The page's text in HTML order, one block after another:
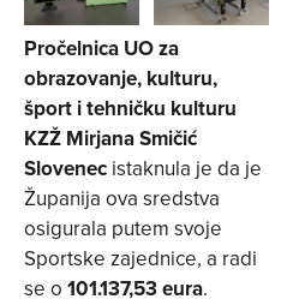
Pročelnica UO za
obrazovanje, kulturu,
šport i tehničku kulturu
KZŽ Mirjana Smičić
Slovenec istaknula je da je
Županija ova sredstva
osigurala putem svoje
Sportske zajednice, a radi
se o 101.137,53 eura.